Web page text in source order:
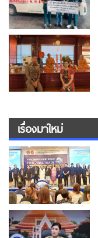
เรื่องมาใหม่